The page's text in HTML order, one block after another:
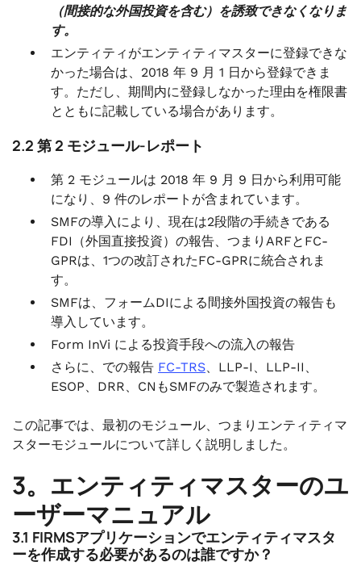
（間接的な外国投資を含む）を誘致できなくなりま
す。
エンティティがエンティティマスターに登録できな
かった場合は、2018 年 9 月 1 日から登録できま
す。ただし、期間内に登録しなかった理由を権限書
とともに記載している場合があります。
2.2 第 2 モジュール-レポート
第 2 モジュールは 2018 年 9 月 9 日から利用可能
になり、9 件のレポートが含まれています。
SMFの導入により、現在は2段階の手続きである
FDI（外国直接投資）の報告、つまりARFとFC-
GPRは、1つの改訂されたFC-GPRに統合されま
す。
SMFは、フォームDIによる間接外国投資の報告も
導入しています。
Form InVi による投資手段への流入の報告
さらに、での報告 FC-TRS、LLP-I、LLP-II、
ESOP、DRR、CNもSMFのみで製造されます。
この記事では、最初のモジュール、つまりエンティティマ
スターモジュールについて詳しく説明しました。
3。エンティティマスターのユ
ーザーマニュアル
3.1 FIRMSアプリケーションでエンティティマスタ
ーを作成する必要があるのは誰ですか？